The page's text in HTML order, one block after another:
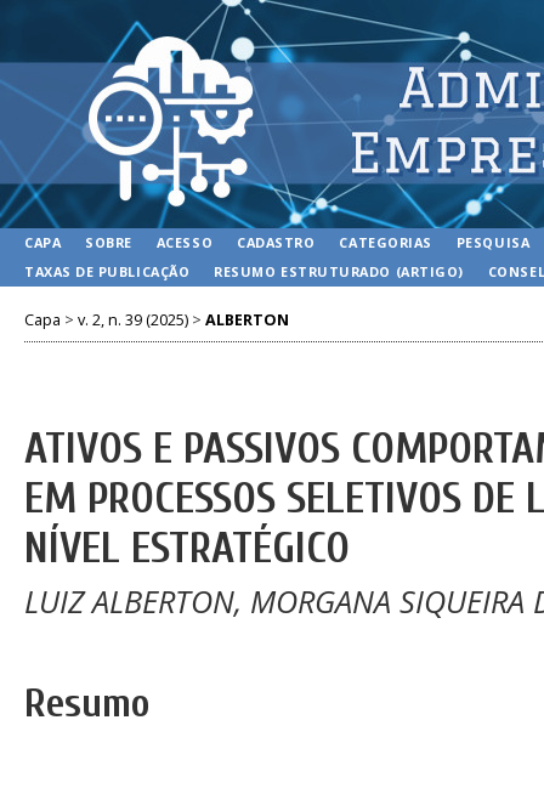
CAPA SOBRE ACESSO CADASTRO CATEGORIAS
PESQUISA
TAXAS DE PUBLICAÇÃO
RESUMO ESTRUTURADO (ARTIGO)
Capa > v. 2, n. 39 (2025) > ALBERTON
ATIVOS E PASSIVOS
EM PROCESSOS SELETIVOS DE
NÍVEL ESTRATÉGICO
LUIZ ALBERTON, MORGANA SIQUEIRA
Resumo